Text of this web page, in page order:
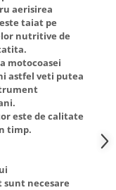
aerisirea
taiat pe
nutritive de
motocoasei
astfel veti putea
este de calitate
timp.
sunt necesare